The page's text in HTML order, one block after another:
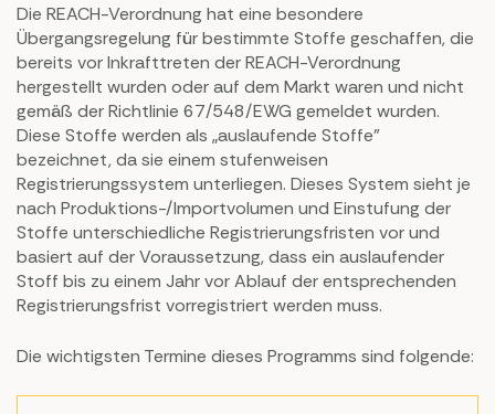
Die REACH-Verordnung hat eine besondere
Übergangsregelung für bestimmte Stoffe geschaffen, die
bereits vor Inkrafttreten der REACH-Verordnung
hergestellt wurden oder auf dem Markt waren und nicht
gemäß der Richtlinie 67/548/EWG gemeldet wurden.
Diese Stoffe werden als „auslaufende Stoffe”
bezeichnet, da sie einem stufenweisen
Registrierungssystem unterliegen. Dieses System sieht je
nach Produktions-/Importvolumen und Einstufung der
Stoffe unterschiedliche Registrierungsfristen vor und
basiert auf der Voraussetzung, dass ein auslaufender
Stoff bis zu einem Jahr vor Ablauf der entsprechenden
Registrierungsfrist vorregistriert werden muss.
Die wichtigsten Termine dieses Programms sind folgende: